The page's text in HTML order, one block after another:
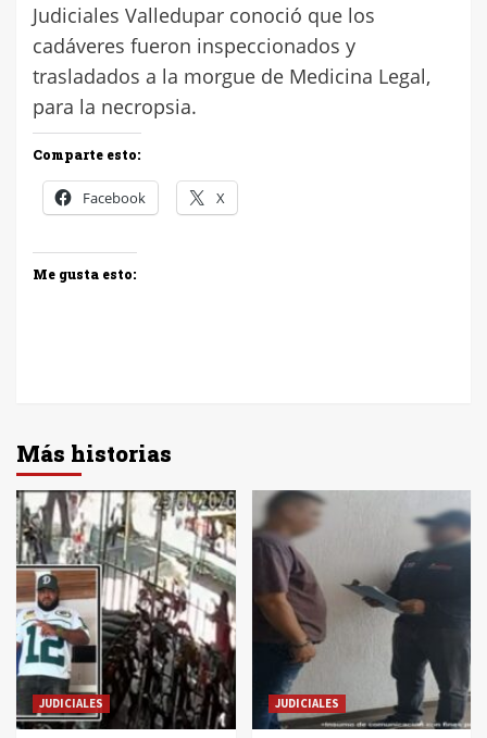
Judiciales Valledupar conoció que los
cadáveres fueron inspeccionados y
trasladados a la morgue de Medicina Legal,
para la necropsia.
Comparte esto:
Facebook X
Me gusta esto:
Más historias
JUDICIALES JUDICIALES